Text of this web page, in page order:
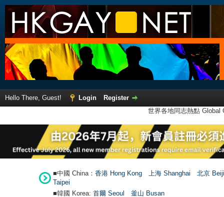
Hello There, Guest! Login
Register
世界各地同志熱點
■中國 China： 香港 Hong Kong 上海 Shanghai
北京
Taipei
■韓國 Korea: 首爾 Seoul 釜山 Busan